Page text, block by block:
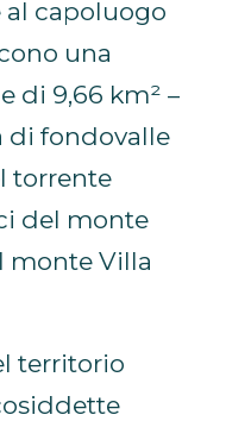
al capoluogo
una
di 9,66 km² –
di fondovalle
torrente
del monte
monte Villa
territorio